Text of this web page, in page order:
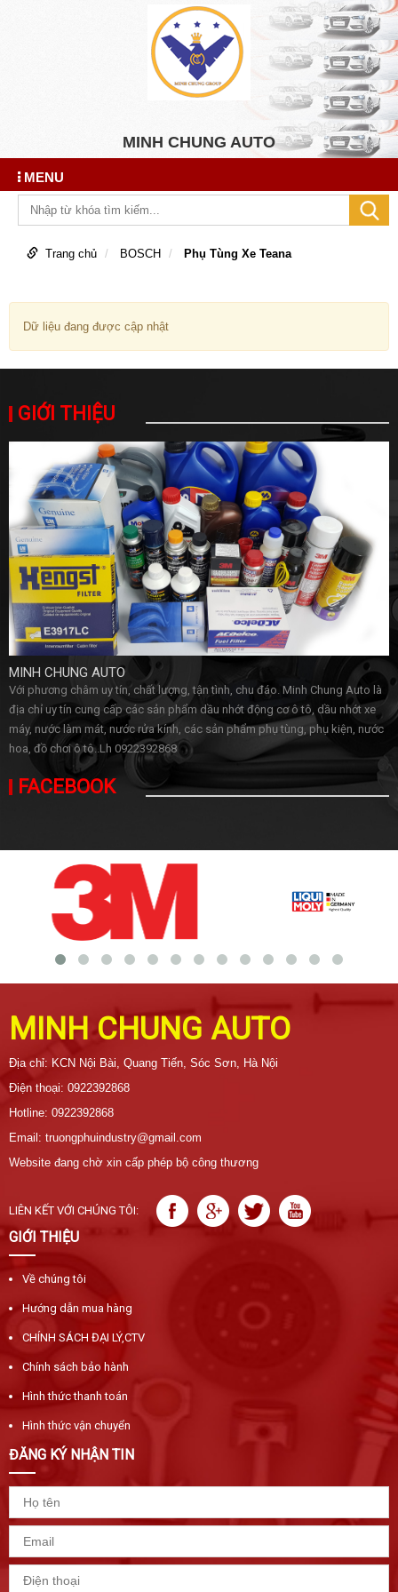
MINH CHUNG AUTO
MENU
Trang chủ BOSCH Phụ Tùng Xe Teana
Dữ liệu đang được cập nhật
GIỚI THIỆU
MINH CHUNG AUTO
Với phương châm uy tín, chất lượng, tận tình, chu đáo. Minh Chung Auto là
địa chỉ uy tín cung cấp các sản phẩm dầu nhớt động cơ ô tô, dầu nhớt xe
máy, nước làm mát, nước rửa kính, các sản phẩm phụ tùng, phụ kiện, nước
hoa, đồ chơi ô tô..Lh 0922392868
FACEBOOK
MINH CHUNG AUTO
Địa chỉ: KCN Nội Bài, Quang Tiến, Sóc Sơn, Hà Nội
Điện thoại: 0922392868
Hotline: 0922392868
Email: truongphuindustry@gmail.com
Website đang chờ xin cấp phép bộ công thương
LIÊN KẾT VỚI CHÚNG TÔI:
GIỚI THIỆU
Về chúng tôi
Hướng dẫn mua hàng
CHÍNH SÁCH ĐẠI LÝ,CTV
Chính sách bảo hành
Hình thức thanh toán
Hình thức vận chuyển
ĐĂNG KÝ NHẬN TIN